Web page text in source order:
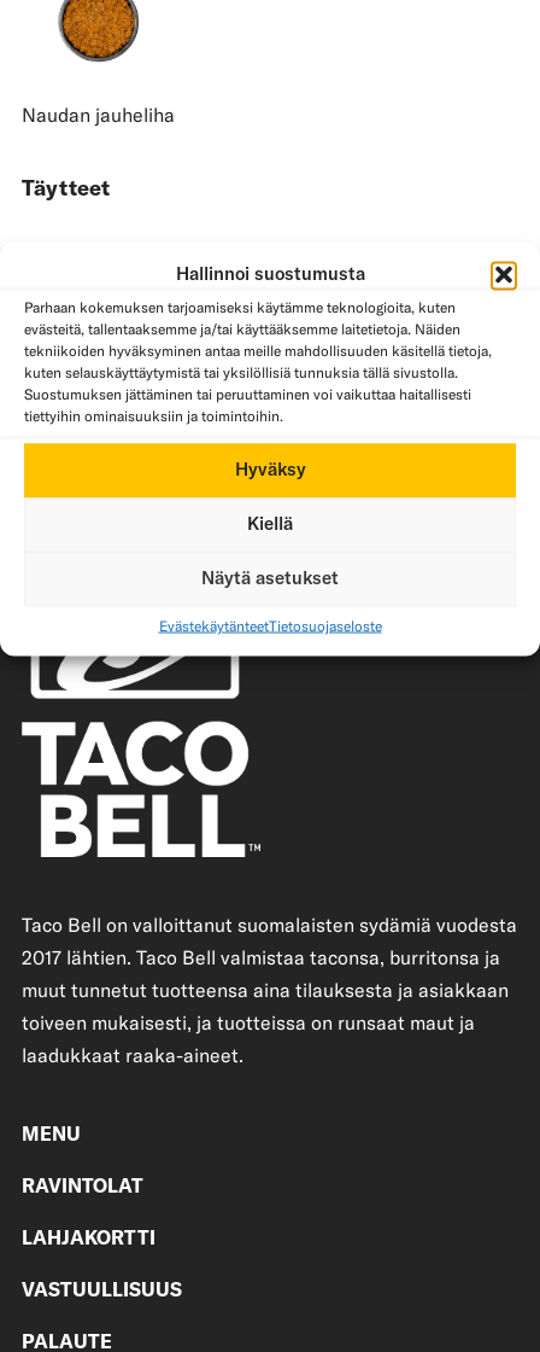
Hallinnoi suostumusta
Parhaan kokemuksen tarjoamiseksi käytämme teknologioita, kuten
evästeitä, tallentaaksemme ja/tai käyttääksemme laitetietoja. Näiden
tekniikoiden hyväksyminen antaa meille mahdollisuuden käsitellä tietoja,
kuten selauskäyttäytymistä tai yksilöllisiä tunnuksia tällä sivustolla.
Suostumuksen jättäminen tai peruuttaminen voi vaikuttaa haitallisesti
tiettyihin ominaisuuksiin ja toimintoihin.
Hyväksy
Kiellä
Näytä asetukset
EvästekäytänteetTietosuojaseloste
Naudan jauheliha
Täytteet
NachojuustokastikeMeksikolainen riisi
Taco Bell on valloittanut suomalaisten sydämiä vuodesta
2017 lähtien. Taco Bell valmistaa taconsa, burritonsa ja
muut tunnetut tuotteensa aina tilauksesta ja asiakkaan
toiveen mukaisesti, ja tuotteissa on runsaat maut ja
laadukkaat raaka-aineet.
MENU
RAVINTOLAT
LAHJAKORTTI
VASTUULLISUUS
PALAUTE